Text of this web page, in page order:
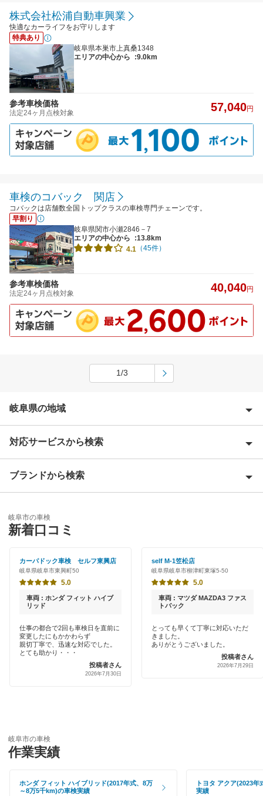
株式会社松浦自動車興業
快適なカーライフをお守りします
特典あり
岐阜県本巣市上真桑1348
エリアの中心から
:9.0km
参考車検価格
法定24ヶ月点検対象 57,040円
車検のコバック 関店
コバックは店舗数全国トップクラスの車検専門チェーンです。
早割り
岐阜県関市小瀬2846－7
エリアの中心から
:13.8km
4.1 （45件）
参考車検価格
法定24ヶ月点検対象 40,040円
1/3
岐阜県の地域
安八郡
恵那市
大垣市
海津市
各務原市
可児郡
可児市
加茂郡
多治見市
土岐市
対応サービスから検索
Award 受賞店
特典あり
早割りあり
クレジットカードOK
代車あり
EV車OK
1日車検
ブランドから検索
「車検の速太郎」
アップル車検
JOYCAL（ジョイカル）
伊藤忠エネクス
車検のコバック
GTNET×カフェ車検
岐阜市の車検
新着口コミ
カーパドック車検 セルフ東興店
岐阜県岐阜市東興町50
5.0
車両 : ホンダ フィット ハイブ
リッド
仕事の都合で2回も車検日を直前に
変更したにもかかわらず
親切丁寧で、迅速な対応でした。
とても助かり・・・
投稿者さん
2026年7月30日
self M-1笠松店
岐阜県岐阜市柳津町東塚5-50
5.0
車両 : マツダ MAZDA3 ファス
トバック
とっても早くて丁寧に対応いただ
きました。
ありがとうございました。
投稿者さん
2026年7月29日
岐阜市の車検
作業実績
ホンダ フィット ハイブリッド(2017年式、8万
～8万5千km)の車検実績
トヨタ アクア(2023
実績